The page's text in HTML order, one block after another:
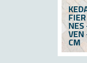
CM